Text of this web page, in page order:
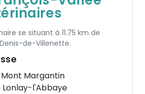
se situant à 11.75 km de
de-Villenette.
Mont Margantin
Lonlay-l'Abbaye